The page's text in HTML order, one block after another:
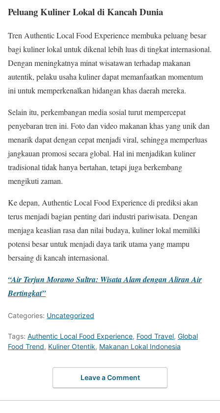
Peluang Kuliner Lokal di Kancah Dunia
Tren Authentic Local Food Experience membuka peluang besar
bagi kuliner lokal untuk dikenal lebih luas di tingkat internasional.
Dengan meningkatnya minat wisatawan terhadap makanan
autentik, pelaku usaha kuliner dapat memanfaatkan momentum
ini untuk memperkenalkan hidangan khas daerah mereka.
Selain itu, perkembangan media sosial turut mempercepat
penyebaran tren ini. Foto dan video makanan khas yang unik dan
menarik dapat dengan cepat menjadi viral, sehingga memperluas
jangkauan promosi secara global. Hal ini menjadikan kuliner
tradisional tidak hanya bertahan, tetapi juga berkembang
mengikuti zaman.
Ke depan, Authentic Local Food Experience di prediksi akan
terus menjadi bagian penting dari industri pariwisata. Dengan
menjaga keaslian rasa dan nilai budaya, kuliner lokal memiliki
potensi besar untuk menjadi daya tarik utama yang mampu
bersaing di kancah internasional.
“Air Terjun Moramo Sultra: Wisata Alam dengan Aliran Air
Bertingkat”
Categories: Uncategorized
Tags: Authentic Local Food Experience, Food Travel, Global
Food Trend, Kuliner Otentik, Makanan Lokal Indonesia
Leave a Comment